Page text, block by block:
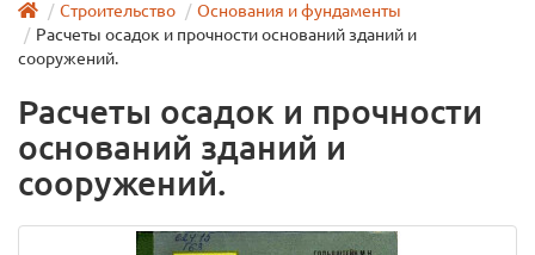
Строительство
Основания и фундаменты
Расчеты осадок и прочности оснований зданий и
сооружений.
Расчеты осадок и прочности
оснований зданий и
сооружений.